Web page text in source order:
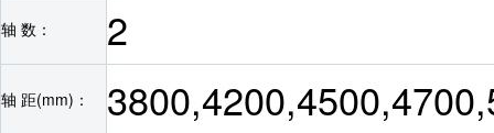
轴 数： 2
轴 距(mm)：